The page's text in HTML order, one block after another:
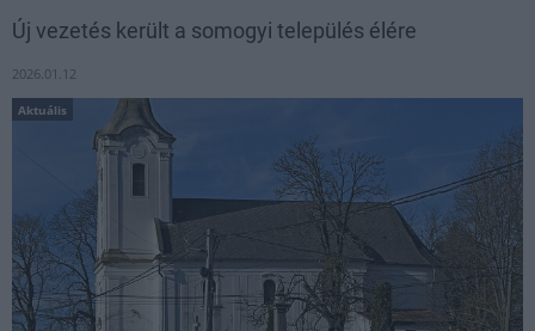
Új vezetés került a somogyi település élére
2026.01.12
Aktuális